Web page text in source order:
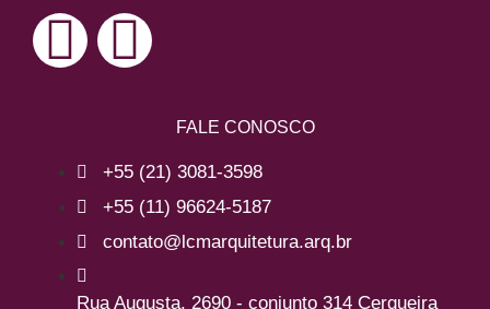
FALE CONOSCO
+55 (21) 3081-3598
+55 (11) 96624-5187
contato@lcmarquitetura.arq.br
Rua Augusta, 2690 - conjunto 314 Cerqueira